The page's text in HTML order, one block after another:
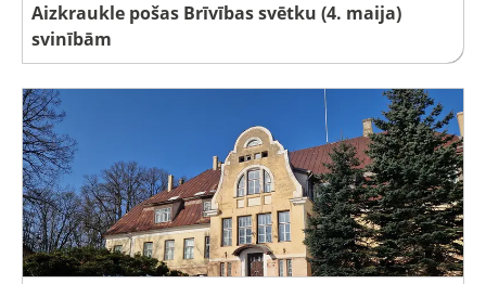
Aizkraukle pošas Brīvības svētku (4. maija)
svinībām